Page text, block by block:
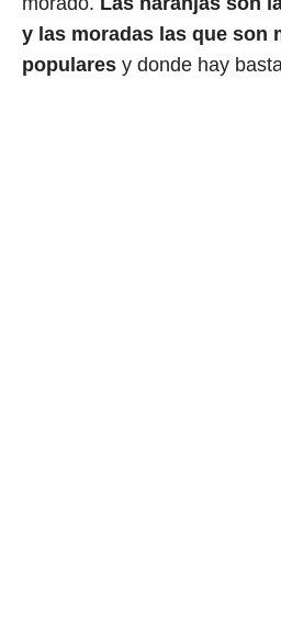
y las moradas las que son
populares y donde hay